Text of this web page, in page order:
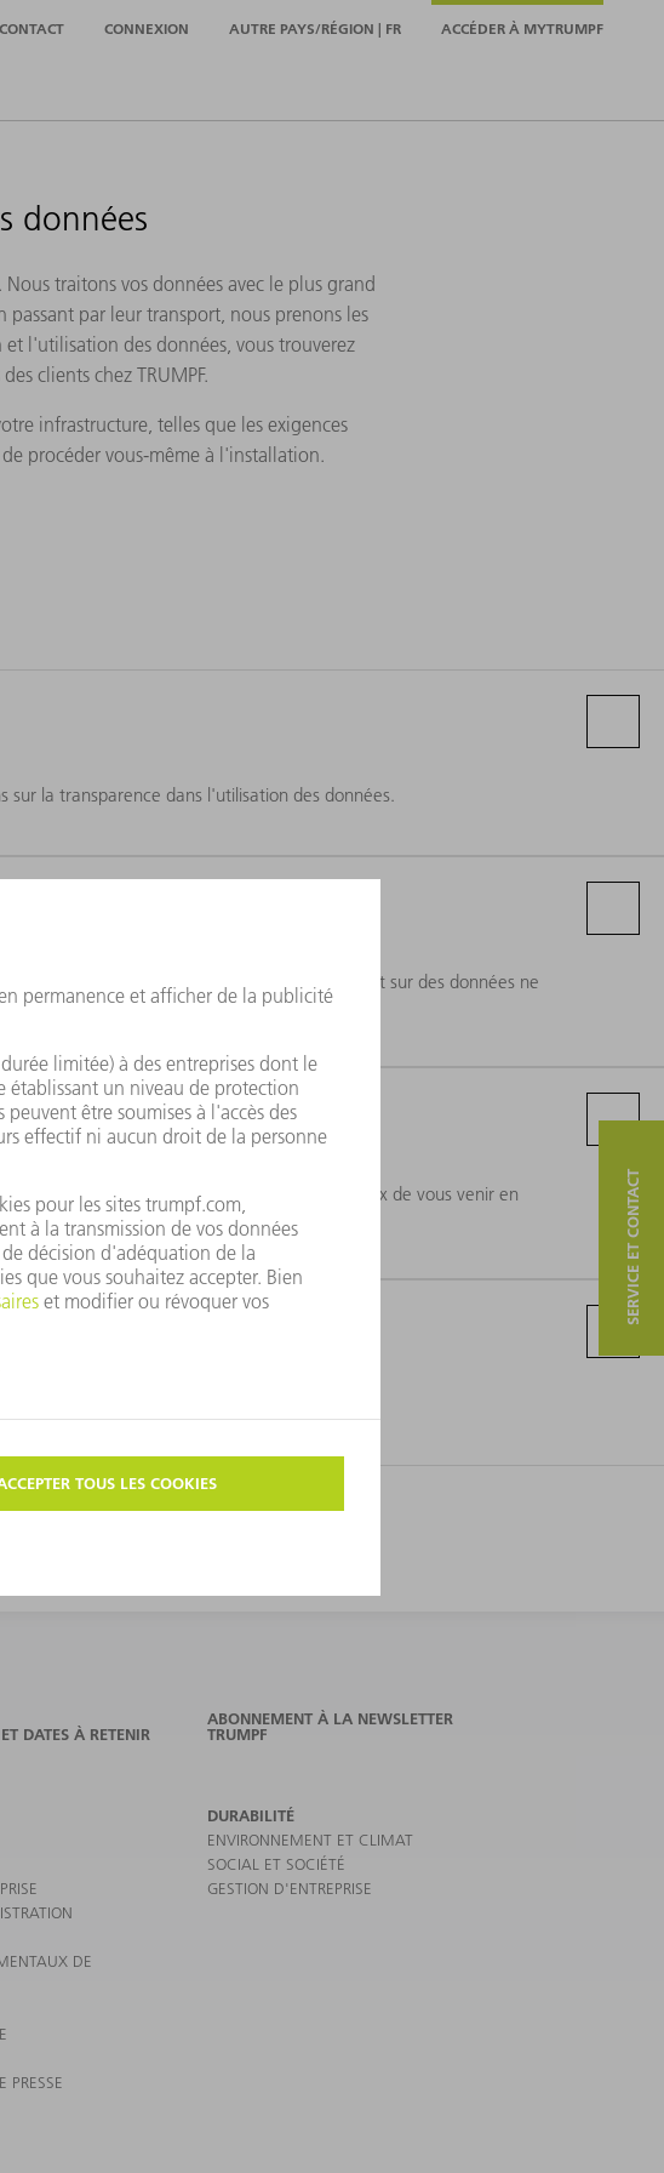
CONTACT CONNEXION AUTRE PAYS/RÉGION | FR ACCÉDER À MYTRUMPF
données
traitons vos données avec le plus grand
par leur transport, nous prenons les
et l'utilisation des données, vous trouverez
clients chez TRUMPF.
infrastructure, telles que les exigences
procéder vous-même à l'installation.
sur la transparence dans l'utilisation des données.
ici dans la mesure où aucun service reposant sur des données ne
Based Services
côté avant l'installation. Nous serons heureux de vous venir en
SERVICE ET CONTACT
DATES À RETENIR
ABONNEMENT À LA NEWSLETTER
TRUMPF
DE
PRESSE
DURABILITÉ
ENVIRONNEMENT ET CLIMAT
SOCIAL ET SOCIÉTÉ
GESTION D'ENTREPRISE